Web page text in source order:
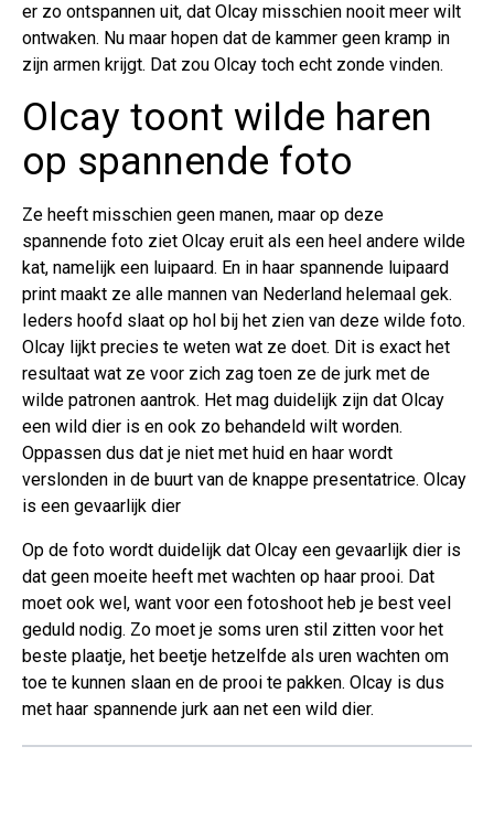
er zo ontspannen uit, dat Olcay misschien nooit meer wilt
ontwaken. Nu maar hopen dat de kammer geen kramp in
zijn armen krijgt. Dat zou Olcay toch echt zonde vinden.
Olcay toont wilde haren
op spannende foto
Ze heeft misschien geen manen, maar op deze
spannende foto ziet Olcay eruit als een heel andere wilde
kat, namelijk een luipaard. En in haar spannende luipaard
print maakt ze alle mannen van Nederland helemaal gek.
Ieders hoofd slaat op hol bij het zien van deze wilde foto.
Olcay lijkt precies te weten wat ze doet. Dit is exact het
resultaat wat ze voor zich zag toen ze de jurk met de
wilde patronen aantrok. Het mag duidelijk zijn dat Olcay
een wild dier is en ook zo behandeld wilt worden.
Oppassen dus dat je niet met huid en haar wordt
verslonden in de buurt van de knappe presentatrice. Olcay
is een gevaarlijk dier
Op de foto wordt duidelijk dat Olcay een gevaarlijk dier is
dat geen moeite heeft met wachten op haar prooi. Dat
moet ook wel, want voor een fotoshoot heb je best veel
geduld nodig. Zo moet je soms uren stil zitten voor het
beste plaatje, het beetje hetzelfde als uren wachten om
toe te kunnen slaan en de prooi te pakken. Olcay is dus
met haar spannende jurk aan net een wild dier.